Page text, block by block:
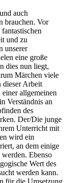
auch
brauchen. Vor
und zu
unserer
eine große
dies nun liegt,
Märchen viele
dieser Arbeit
allgemeinen
Verständnis an
des
Der/Die junge
Unterricht mit
wird ein
an dem einige
Ebenso
Wert des
werden kann.
für die Umsetzung